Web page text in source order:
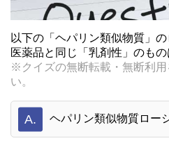
以下の「ヘパリン類似物質」
医薬品と同じ「乳剤性」のもの
※クイズの無断転載・無断利
い。
A. ヘパリン類似物質ロー